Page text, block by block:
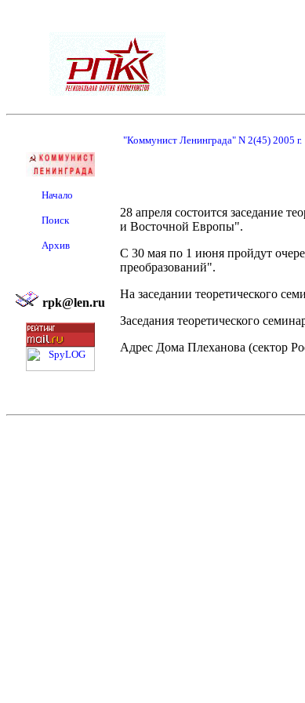
Начало
Поиск
Архив
rpk@len.ru
"Коммунист Ленинграда" N 2(45) 2005 г.
28 апреля состоится заседание
и Восточной Европы".
С 30 мая по 1 июня пройдут
преобразований".
На заседании теоретического
Заседания теоретического
Адрес Дома Плеханова (сектор